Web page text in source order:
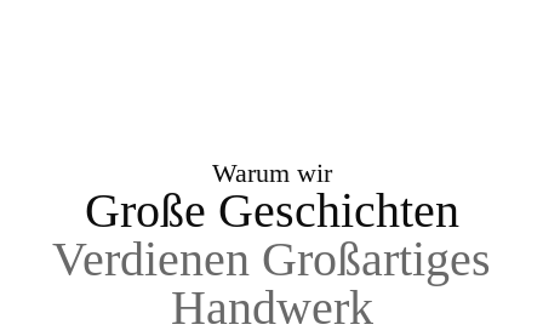
Warum wir
Große Geschichten
Verdienen Großartiges
Handwerk